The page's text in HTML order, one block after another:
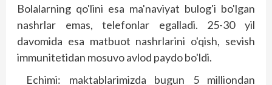
Bolalarning qo'lini esa ma'naviyat bulog'i bo'lgan
nashrlar emas, telefonlar egalladi. 25-30 yil
davomida esa matbuot nashrlarini o'qish, sevish
immunitetidan mosuvo avlod paydo bo'ldi.
Echimi: maktablarimizda bugun 5 milliondan